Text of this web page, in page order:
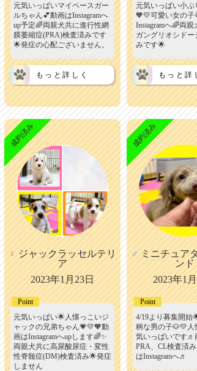
元気いっぱいマイペースガー
ルちゃん💕動画はInstagramへ
up予定🌈両親犬共に進行性網
膜萎縮症(PRA)検査済みです
🌟発症の心配ございません。
もっと詳しく
元気いっぱい小ぶ
🧡💛可愛い女の子
Instagramへ🌈両親
ガングリオシドー
みです🌟
もっと詳
成約済み
♀ジャックラッセルテリ
ア
2023年1月23日
Point
元気いっぱい🌟人懐っこいジ
ャックの兄弟ちゃん💗💛🧡動
画はInstagramへupします🌈✨
両親犬共に高尿酸尿症・変性
性脊髄症(DM)検査済み🌟発症
しません
成約済み
♂ミニチュア
ンド
2023年1
Point
4/19より募集開始
柄な男の子🐶💛人
気いっぱいです♬
PRA、CL検査済
はInstagramへ♬